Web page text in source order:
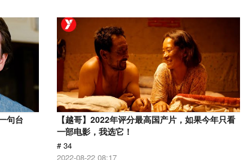
句台
【越哥】2022年评分最高国产片，如果今年只看
一部电影，我选它！
# 34
2022-08-22 08:17